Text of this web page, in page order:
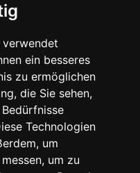
verwendet
ein besseres
zu ermöglichen
die Sie sehen,
Technologien
um
um zu
auf die Unterkunft
am billigsten?